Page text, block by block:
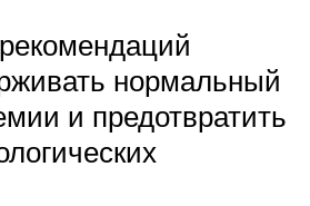
нормальный
и предотвратить